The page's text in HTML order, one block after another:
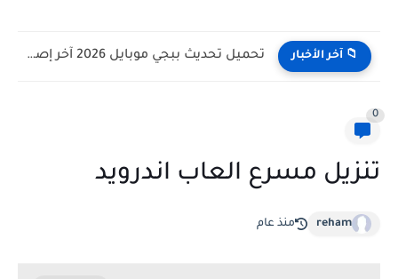
📁 آخر الأخبار تحميل تحديث ببجي موبايل 2026 آخر إصدار للأندرويد والآيفون
0
تنزيل مسرع العاب اندرويد
reham منذ عام